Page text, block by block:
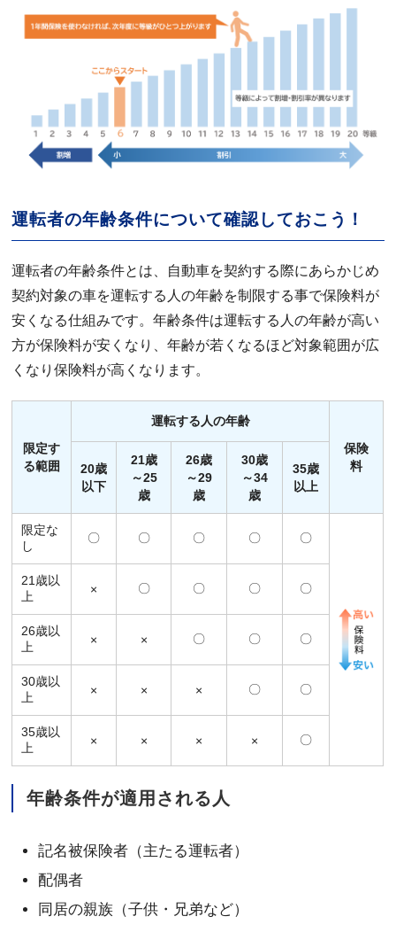
運転者の年齢条件について確認しておこう！
運転者の年齢条件とは、自動車を契約する際にあらかじめ
契約対象の車を運転する人の年齢を制限する事で保険料が
安くなる仕組みです。年齢条件は運転する人の年齢が高い
方が保険料が安くなり、年齢が若くなるほど対象範囲が広
くなり保険料が高くなります。
限定す
る範囲
運転する人の年齢
保険
料
20歳
以下
21歳
～25
歳
26歳
～29
歳
30歳
～34
歳
35歳
以上
限定な
し
〇 〇 〇 〇 〇
21歳以
上
× 〇 〇 〇 〇
26歳以
上
× × 〇 〇 〇
30歳以
上
× × × 〇 〇
35歳以
上
× × × × 〇
年齢条件が適用される人
記名被保険者（主たる運転者）
配偶者
同居の親族（子供・兄弟など）